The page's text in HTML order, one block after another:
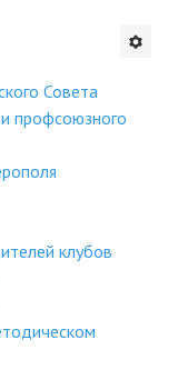
Совета
профсоюзного
клубов